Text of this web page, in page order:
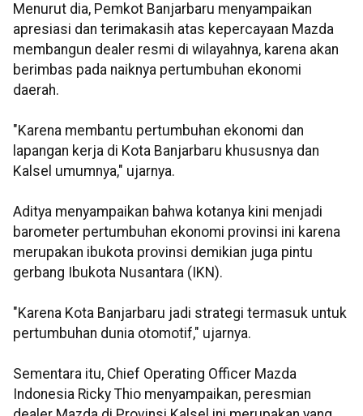
Menurut dia, Pemkot Banjarbaru menyampaikan
apresiasi dan terimakasih atas kepercayaan Mazda
membangun dealer resmi di wilayahnya, karena akan
berimbas pada naiknya pertumbuhan ekonomi
daerah.
"Karena membantu pertumbuhan ekonomi dan
lapangan kerja di Kota Banjarbaru khususnya dan
Kalsel umumnya," ujarnya.
Aditya menyampaikan bahwa kotanya kini menjadi
barometer pertumbuhan ekonomi provinsi ini karena
merupakan ibukota provinsi demikian juga pintu
gerbang Ibukota Nusantara (IKN).
"Karena Kota Banjarbaru jadi strategi termasuk untuk
pertumbuhan dunia otomotif," ujarnya.
Sementara itu, Chief Operating Officer Mazda
Indonesia Ricky Thio menyampaikan, peresmian